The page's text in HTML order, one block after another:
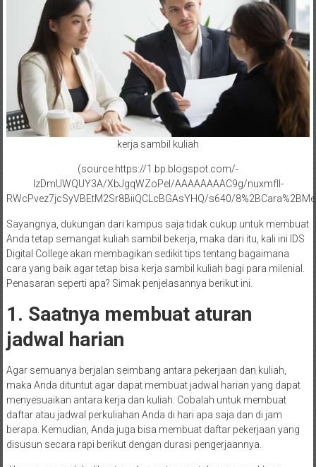
kerja sambil kuliah
(source:https://1.bp.blogspot.com/-
IzDmUWQUY3A/XbJgqWZoPeI/AAAAAAAAC9g/nuxmfIl-
RWcPvez7jcSyVBEtM2Sr8BiiQCLcBGAsYHQ/s640/
Sayangnya, dukungan dari kampus saja tidak cukup untuk membuat
Anda tetap semangat kuliah sambil bekerja, maka dari itu, kali ini IDS
Digital College akan membagikan sedikit tips tentang bagaimana
cara yang baik agar tetap bisa kerja sambil kuliah bagi para milenial.
Penasaran seperti apa? Simak penjelasannya berikut ini.
1. Saatnya membuat aturan
jadwal harian
Agar semuanya berjalan seimbang antara pekerjaan dan kuliah,
maka Anda dituntut agar dapat membuat jadwal harian yang dapat
menyesuaikan antara kerja dan kuliah. Cobalah untuk membuat
daftar atau jadwal perkuliahan Anda di hari apa saja dan di jam
berapa. Kemudian, Anda juga bisa membuat daftar pekerjaan yang
disusun secara rapi berikut dengan durasi pengerjaannya.